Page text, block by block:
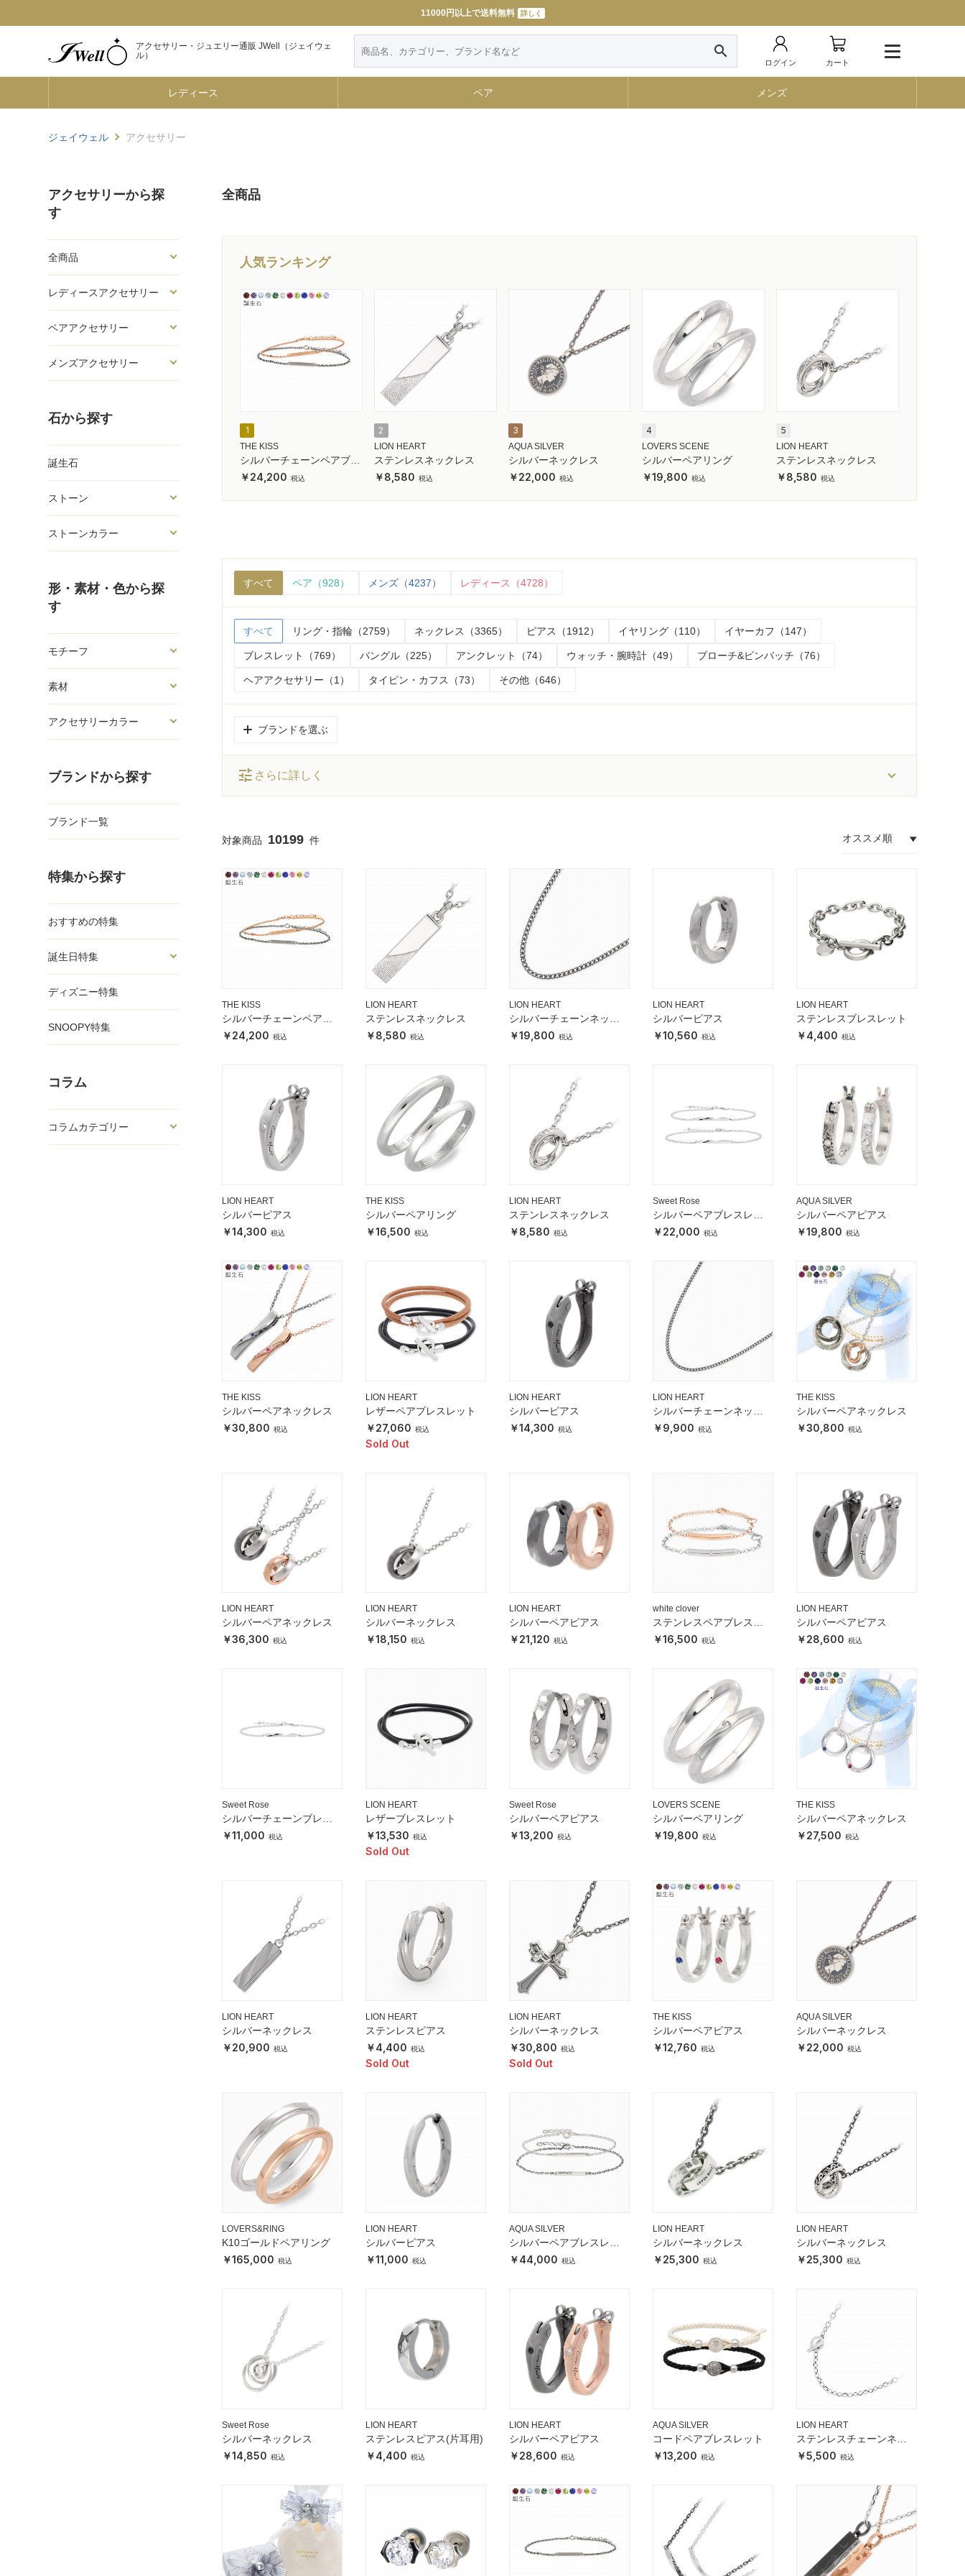
11000円以上で送料無料 詳しく
アクセサリー・ジュエリー通販 JWell（ジェイウェ
ル）
search
ログイン カート
レディース ペア メンズ
ジェイウェル アクセサリー
アクセサリーから探
す
全商品
レディースアクセサリー
ペアアクセサリー
メンズアクセサリー
石から探す
誕生石
ストーン
ストーンカラー
形・素材・色から探
す
モチーフ
素材
アクセサリーカラー
ブランドから探す
ブランド一覧
特集から探す
おすすめの特集
誕生日特集
ディズニー特集
SNOOPY特集
コラム
コラムカテゴリー
全商品
人気ランキング
1
THE KISS
シルバーチェーンペアブレ
スレット
24,200
2
LION HEART
ステンレスネックレス
8,580
3
AQUA SILVER
シルバーネックレス
22,000
4
LOVERS SCENE
シルバーペアリング
19,800
5
LION HEART
ステンレスネックレス
8,580
すべて ペア（928） メンズ（4237） レディース（4728）
すべて リング・指輪（2759） ネックレス（3365） ピアス（1912） イヤリング（110） イヤーカフ（147）
ブレスレット（769） バングル（225） アンクレット（74） ウォッチ・腕時計（49） ブローチ&ピンバッチ（76）
ヘアアクセサリー（1） タイピン・カフス（73） その他（646）
ブランドを選ぶ
tune さらに詳しく
10199
THE KISS
シルバーチェーンペアブ
レスレット
24,200
LION HEART
ステンレスネックレス
8,580
LION HEART
シルバーチェーンネック
レス19,800
LION HEART
シルバーピアス
10,560
LION HEART
ステンレスブレスレット
4,400
LION HEART
シルバーピアス
14,300
THE KISS
シルバーペアリング
16,500
LION HEART
ステンレスネックレス
8,580
Sweet Rose
シルバーペアブレスレッ
ト22,000
AQUA SILVER
シルバーペアピアス
19,800
THE KISS
シルバーペアネックレス
30,800
LION HEART
レザーペアブレスレット
27,060
Sold Out
LION HEART
シルバーピアス
14,300
LION HEART
シルバーチェーンネック
レス9,900
THE KISS
シルバーペアネックレス
30,800
LION HEART
シルバーペアネックレス
36,300
LION HEART
シルバーネックレス
18,150
LION HEART
シルバーペアピアス
21,120
white clover
ステンレスペアブレスレ
ット16,500
LION HEART
シルバーペアピアス
28,600
Sweet Rose
シルバーチェーンブレス
レット
11,000
LION HEART
レザーブレスレット
13,530
Sold Out
Sweet Rose
シルバーペアピアス
13,200
LOVERS SCENE
シルバーペアリング
19,800
THE KISS
シルバーペアネックレス
27,500
LION HEART
シルバーネックレス
20,900
LION HEART
ステンレスピアス
4,400
Sold Out
LION HEART
シルバーネックレス
30,800
Sold Out
THE KISS
シルバーペアピアス
12,760
AQUA SILVER
シルバーネックレス
22,000
LOVERS&RING
K10ゴールドペアリング
165,000
LION HEART
シルバーピアス
11,000
AQUA SILVER
シルバーペアブレスレッ
ト44,000
LION HEART
シルバーネックレス
25,300
LION HEART
シルバーネックレス
25,300
Sweet Rose
シルバーネックレス
14,850
LION HEART
ステンレスピアス(片耳用)
4,400
LION HEART
シルバーペアピアス
28,600
AQUA SILVER
コードペアブレスレット
13,200
LION HEART
ステンレスチェーンネッ
クレス
5,500